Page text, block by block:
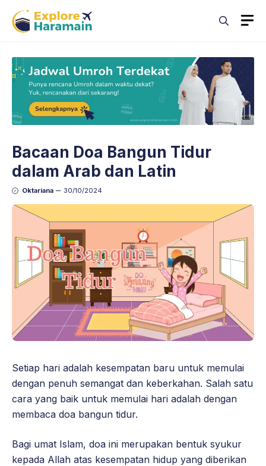
content
Bacaan Doa Bangun Tidur
dalam Arab dan Latin
Oktariana 30/10/2024
Setiap hari adalah kesempatan baru untuk memulai
dengan penuh semangat dan keberkahan. Salah satu
cara yang baik untuk memulai hari adalah dengan
membaca doa bangun tidur.
Bagi umat Islam, doa ini merupakan bentuk syukur
kepada Allah atas kesempatan hidup yang diberikan